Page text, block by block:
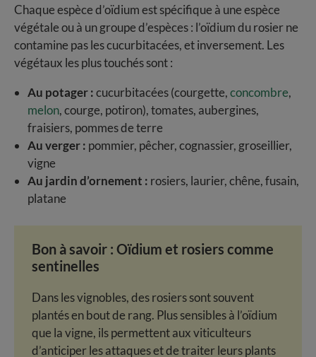
Chaque espèce d’oïdium est spécifique à une espèce
végétale ou à un groupe d’espèces : l’oïdium du rosier ne
contamine pas les cucurbitacées, et inversement. Les
végétaux les plus touchés sont :
Au potager :cucurbitacées (courgette,concombre,
melon, courge, potiron), tomates, aubergines,
fraisiers, pommes de terre
Au verger : pommier, pêcher, cognassier, groseillier,
vigne
Au jardin d’ornement : rosiers, laurier, chêne, fusain,
platane
Bon à savoir : Oïdium et rosiers comme
sentinelles
Dans les vignobles, des rosiers sont souvent
plantés en bout de rang. Plus sensibles à l’oïdium
que la vigne, ils permettent aux viticulteurs
d’anticiper les attaques et de traiter leurs plants